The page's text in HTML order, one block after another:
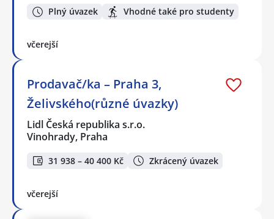
Plný úvazek Vhodné také pro studenty
včerejší
Prodavač/ka – Praha 3,
Želivského(různé úvazky)
Lidl Česká republika s.r.o.
Vinohrady, Praha
31 938 – 40 400 Kč Zkrácený úvazek
včerejší